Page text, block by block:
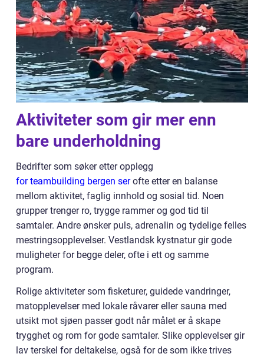
Aktiviteter som gir mer enn
bare underholdning
Bedrifter som søker etter opplegg
for teambuilding bergen serofte etter en balanse
mellom aktivitet, faglig innhold og sosial tid. Noen
grupper trenger ro, trygge rammer og god tid til
samtaler. Andre ønsker puls, adrenalin og tydelige felles
mestringsopplevelser. Vestlandsk kystnatur gir gode
muligheter for begge deler, ofte i ett og samme
program.
Rolige aktiviteter som fisketurer, guidede vandringer,
matopplevelser med lokale råvarer eller sauna med
utsikt mot sjøen passer godt når målet er å skape
trygghet og rom for gode samtaler. Slike opplevelser gir
lav terskel for deltakelse, også for de som ikke trives